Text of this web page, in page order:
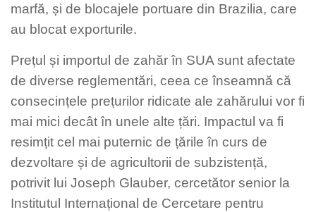
marfă, și de blocajele portuare din Brazilia, care
au blocat exporturile.
Prețul și importul de zahăr în SUA sunt afectate
de diverse reglementări, ceea ce înseamnă că
consecințele prețurilor ridicate ale zahărului vor fi
mai mici decât în unele alte țări. Impactul va fi
resimțit cel mai puternic de țările în curs de
dezvoltare și de agricultorii de subzistență,
potrivit lui Joseph Glauber, cercetător senior la
Institutul Internațional de Cercetare pentru